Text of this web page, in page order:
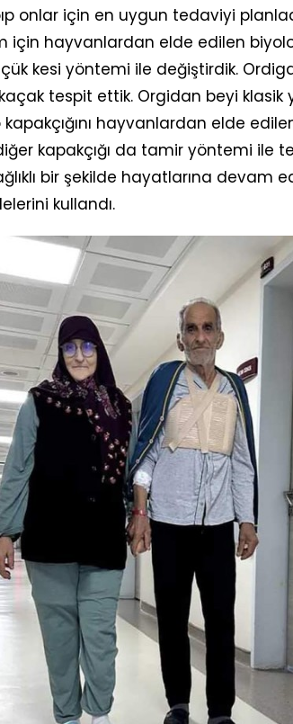
onlar için en uygun tedaviyi
için hayvanlardan elde edilen
kesi yöntemi ile değiştirdik.
tespit ettik. Orgidan beyi
hayvanlardan elde
kapakçığı da tamir yöntemi ile
bir şekilde hayatlarına devam
kullandı.